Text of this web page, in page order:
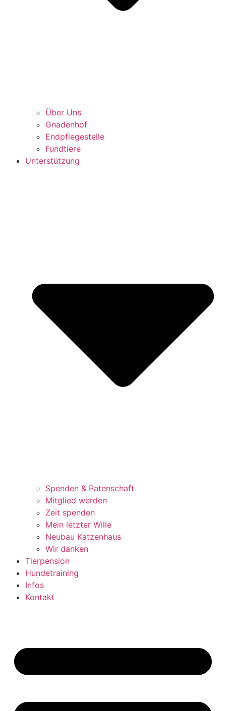
Über Uns
Gnadenhof
Endpflegestelle
Fundtiere
Unterstützung
Spenden & Patenschaft
Mitglied werden
Zeit spenden
Mein letzter Wille
Neubau Katzenhaus
Wir danken
Tierpension
Hundetraining
Infos
Kontakt